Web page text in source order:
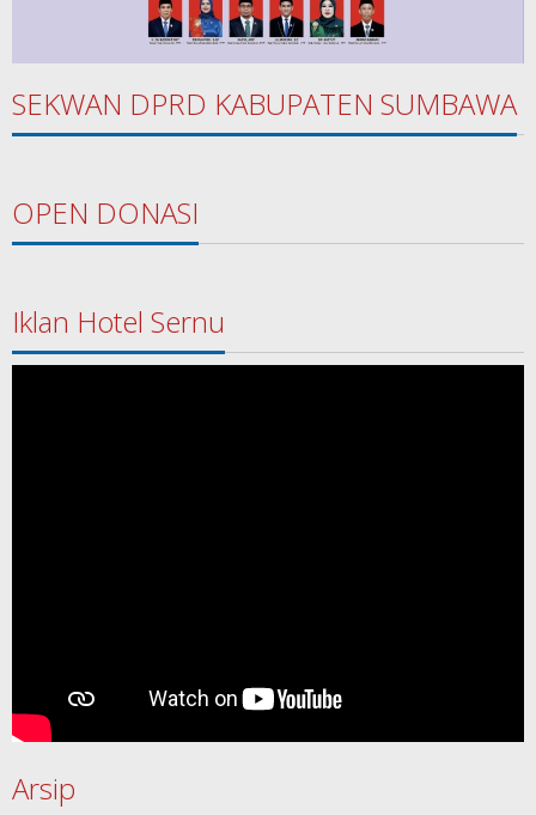
SEKWAN DPRD KABUPATEN SUMBAWA
OPEN DONASI
Iklan Hotel Sernu
Arsip